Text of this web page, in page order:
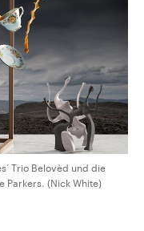
Trio Belovèd und die
Parkers. (Nick White)